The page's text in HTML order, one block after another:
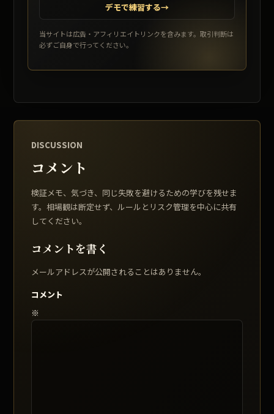
デモで練習する→
当サイトは広告・アフィリエイトリンクを含みます。取引判断は
必ずご自身で行ってください。
DISCUSSION
コメント
検証メモ、気づき、同じ失敗を避けるための学びを残せま
す。相場観は断定せず、ルールとリスク管理を中心に共有
してください。
コメントを書く
メールアドレスが公開されることはありません。
コメント
※